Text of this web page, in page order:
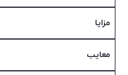
مزایا
معایب